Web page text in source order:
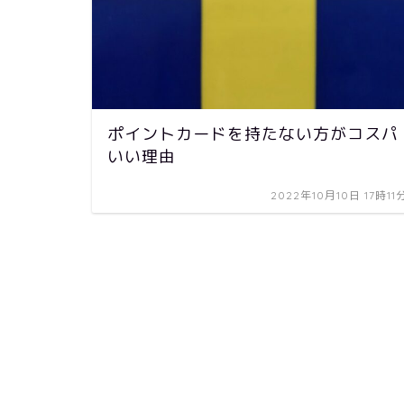
ポイントカードを持たない方がコスパ
いい理由
2022年10月10日 17時11